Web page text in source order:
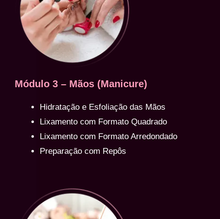
Módulo 3 – Mãos (Manicure)
Hidratação e Esfoliação das Mãos
Lixamento com Formato Quadrado
Lixamento com Formato Arredondado
Preparação com Repôs